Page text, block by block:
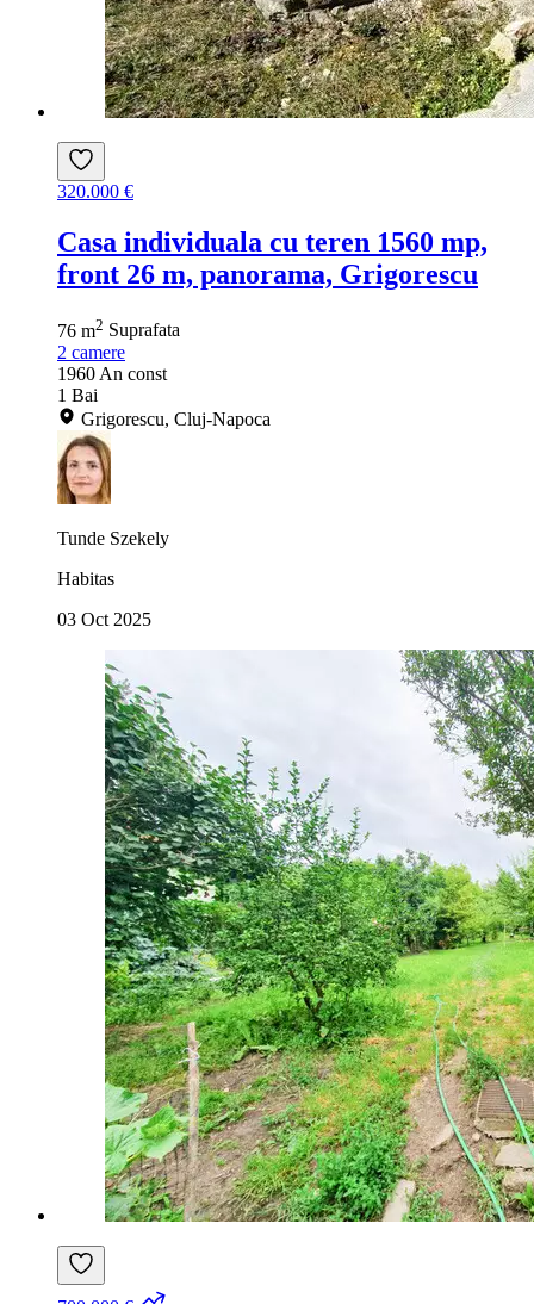
320.000 €
Casa individuala cu teren 1560 mp,
front 26 m, panorama, Grigorescu
76 m2 Suprafata
2 camere
1960 An const
1 Bai
Grigorescu, Cluj-Napoca
Tunde Szekely
Habitas
03 Oct 2025